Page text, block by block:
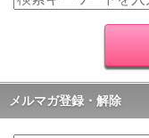
メルマガ登録・解除